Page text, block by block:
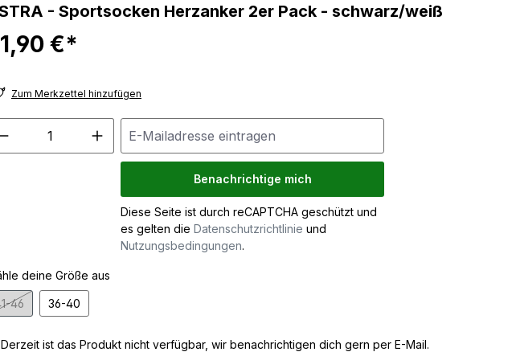
- Sportsocken Herzanker 2er Pack - schwarz/weiß
€*
Zum Merkzettel hinzufügen
deine Größe aus
46
(Diese Option ist zurzeit nicht verfügbar.)
36-40
Benachrichtige mich
Diese Seite ist durch reCAPTCHA geschützt und
es gelten die Datenschutzrichtlinie und
Nutzungsbedingungen.
Derzeit ist das Produkt nicht verfügbar, wir benachrichtigen dich gern per E-Mail.